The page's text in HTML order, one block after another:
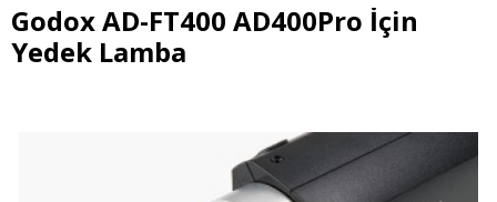
Godox AD-FT400 AD400Pro İçin
Yedek Lamba